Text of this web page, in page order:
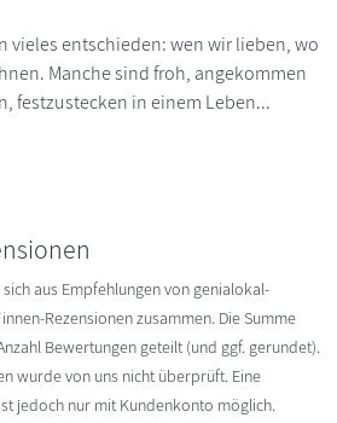
vieles entschieden: wen wir lieben, wo
Manche sind froh, angekommen
festzustecken in einem Leben...
aus Empfehlungen von genialokal-
Rezensionen zusammen. Die Summe
Bewertungen geteilt (und ggf. gerundet).
wurde von uns nicht überprüft. Eine
jedoch nur mit Kundenkonto möglich.